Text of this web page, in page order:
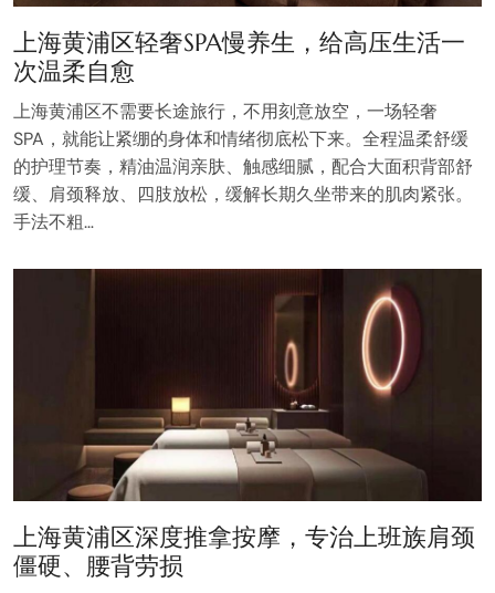
上海黄浦区轻奢SPA慢养生，给高压生活一
次温柔自愈
上海黄浦区不需要长途旅行，不用刻意放空，一场轻奢
SPA，就能让紧绷的身体和情绪彻底松下来。全程温柔舒缓
的护理节奏，精油温润亲肤、触感细腻，配合大面积背部舒
缓、肩颈释放、四肢放松，缓解长期久坐带来的肌肉紧张。
手法不粗…
上海黄浦区深度推拿按摩，专治上班族肩颈
僵硬、腰背劳损